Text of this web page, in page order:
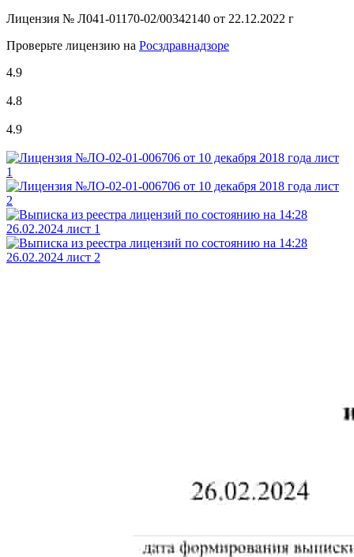
Лицензия № Л041-01170-02/00342140 от 22.12.2022 г
Проверьте лицензию на Росздравнадзоре
4.9
4.8
4.9